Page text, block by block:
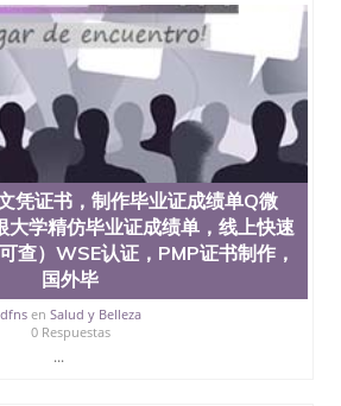
，这是一所在世界上享有学术地
和影响力的高等教育机构，并获
质量的核心代表。其计算机系与会
大学教学排名中表现优异。其毕
处地域的世界硅谷中心得到工作
甚至在学生大三和大四的学期提
实习机会。无论是加州大学系统
大学系统(CSU), 圣何塞州立大学
学中的地理位置。 圣何塞州立大
Valley), 于附近的旧金山-圣何塞
技中心。约有学生三万人，超过
个硕士学科，并有来自世界60余
。其有名的科系如计算机科学，电
学，艺术设计，和航空学等，深
而各种大学部和研究所的商学课程
凭证书，制作毕业证成绩单Q微
学精仿毕业证成绩单，线上快速
查）WSE认证，PMP证书制作，
国外毕
dfnsen Salud y Belleza
0 Respuestas
...